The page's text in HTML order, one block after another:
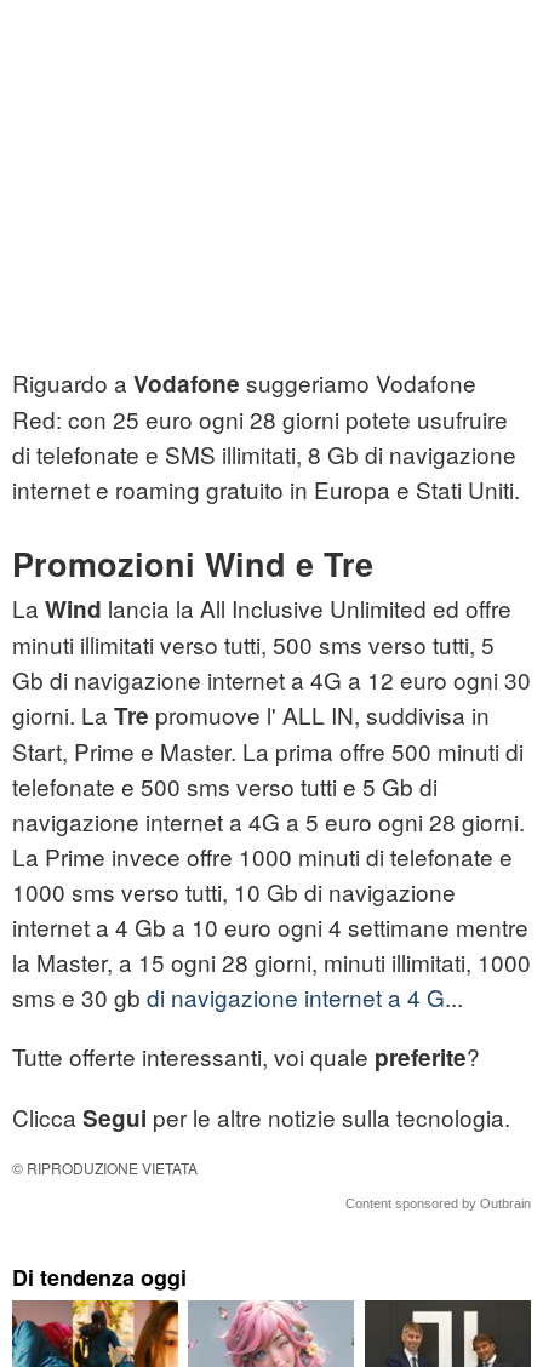
Riguardo a Vodafone suggeriamo Vodafone
Red: con 25 euro ogni 28 giorni potete usufruire
di telefonate e SMS illimitati, 8 Gb di navigazione
internet e roaming gratuito in Europa e Stati Uniti.
Promozioni Wind e Tre
La Wind lancia la All Inclusive Unlimited ed offre
minuti illimitati verso tutti, 500 sms verso tutti, 5
Gb di navigazione internet a 4G a 12 euro ogni 30
giorni. La Tre promuove l' ALL IN, suddivisa in
Start, Prime e Master. La prima offre 500 minuti di
telefonate e 500 sms verso tutti e 5 Gb di
navigazione internet a 4G a 5 euro ogni 28 giorni.
La Prime invece offre 1000 minuti di telefonate e
1000 sms verso tutti, 10 Gb di navigazione
internet a 4 Gb a 10 euro ogni 4 settimane mentre
la Master, a 15 ogni 28 giorni, minuti illimitati, 1000
sms e 30 gb di navigazione internet a 4 G...
Tutte offerte interessanti, voi quale preferite?
Clicca Segui per le altre notizie sulla tecnologia.
© RIPRODUZIONE VIETATA
Content sponsored by Outbrain
Di tendenza oggi